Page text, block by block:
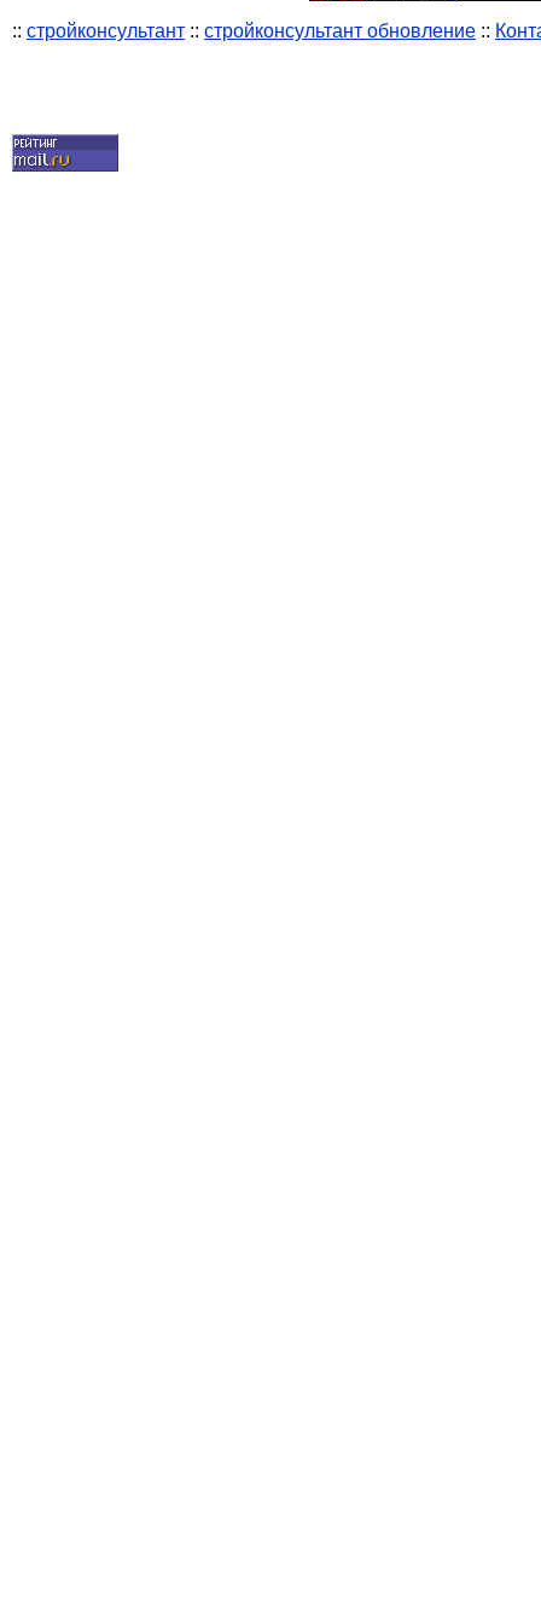
:: стройконсультант :: стройконсультант обновление ::